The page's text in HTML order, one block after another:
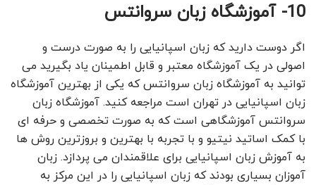
10- آموزشگاه زبان سروانتس
اگر دوست دارید که زبان اسپانیایی را به صورت درست و
اصولی در یک آموزشگاه معتبر و قابل اطمینان یاد بگیرید می
توانید به آموزشگاه زبان سروانتس که یکی از بهترین آموزشگاه
زبان اسپانیایی در تهران است مراجعه کنید. آموزشگاه زبان
سروانتس آموزشگاهی است که به صورت تخصصی و حرفه ای
با کمک اساتید نیتیو و با تجربه با بهترین و بروزترین روش ها
به آموزش زبان اسپانیایی برای علاقمندان می پردازد. زبان
آموزان بسیاری بودند که زبان اسپانیایی را در این مرکز به